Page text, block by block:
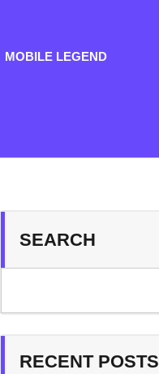
MOBILE LEGEND
SEARCH
RECENT POSTS